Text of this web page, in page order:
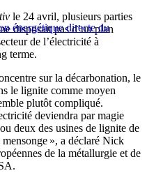
énergétique directe du
le 24 avril, plusieurs parties
disposait pas d’un plan
de l’électricité à
terme.
sur la décarbonation, le
le lignite comme moyen
plutôt compliqué.
deviendra par magie
deux des usines de lignite de
», a déclaré Nick
de la métallurgie et de